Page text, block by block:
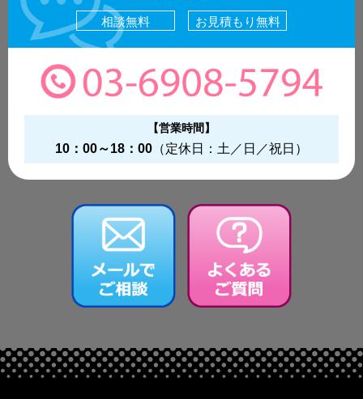
相談無料 お見積もり無料
【営業時間】
10：00～18：00 （定休日：土／日／祝日）